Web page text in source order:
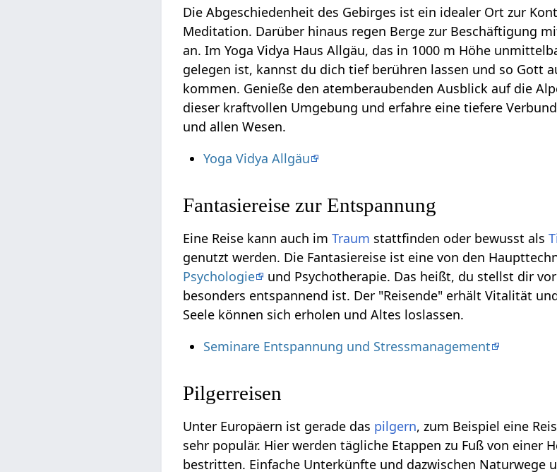
Die Abgeschiedenheit des Gebirges ist ein idealer Ort zur
Meditation. Darüber hinaus regen Berge zur Beschäftigung
an. Im Yoga Vidya Haus Allgäu, das in 1000 m Höhe
gelegen ist, kannst du dich tief berühren lassen und so Gott
kommen. Genieße den atemberaubenden Ausblick auf die
dieser kraftvollen Umgebung und erfahre eine tiefere
und allen Wesen.
Yoga Vidya Allgäu
Fantasiereise zur Entspannung
Eine Reise kann auch imTraum stattfinden oder bewusst als
genutzt werden. Die Fantasiereise ist eine von den
Psychologie
und Psychotherapie. Das heißt, du stellst dir
besonders entspannend ist. Der "Reisende" erhält Vitalität
Seele können sich erholen und Altes loslassen.
Seminare Entspannung und Stressmanagement
Pilgerreisen
Unter Europäern ist gerade das pilgern, zum Beispiel eine
sehr populär. Hier werden tägliche Etappen zu Fuß von einer
bestritten. Einfache Unterkünfte und dazwischen Naturwege